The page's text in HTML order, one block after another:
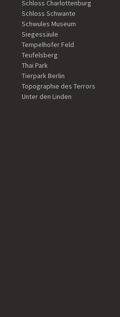
Schloss Charlottenburg
Schloss Schwante
Schwules Museum
Siegessäule
Tempelhofer Feld
Teufelsberg
Thai Park
Tierpark Berlin
Topographie des Terrors
Unter den Linden